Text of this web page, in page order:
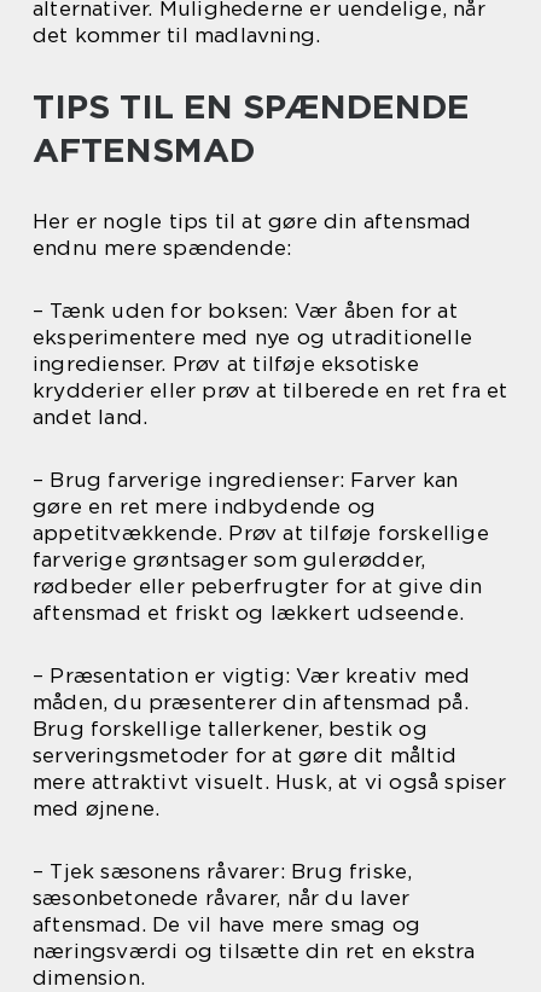
alternativer. Mulighederne er uendelige, når
det kommer til madlavning.
TIPS TIL EN SPÆNDENDE
AFTENSMAD
Her er nogle tips til at gøre din aftensmad
endnu mere spændende:
– Tænk uden for boksen: Vær åben for at
eksperimentere med nye og utraditionelle
ingredienser. Prøv at tilføje eksotiske
krydderier eller prøv at tilberede en ret fra et
andet land.
– Brug farverige ingredienser: Farver kan
gøre en ret mere indbydende og
appetitvækkende. Prøv at tilføje forskellige
farverige grøntsager som gulerødder,
rødbeder eller peberfrugter for at give din
aftensmad et friskt og lækkert udseende.
– Præsentation er vigtig: Vær kreativ med
måden, du præsenterer din aftensmad på.
Brug forskellige tallerkener, bestik og
serveringsmetoder for at gøre dit måltid
mere attraktivt visuelt. Husk, at vi også spiser
med øjnene.
– Tjek sæsonens råvarer: Brug friske,
sæsonbetonede råvarer, når du laver
aftensmad. De vil have mere smag og
næringsværdi og tilsætte din ret en ekstra
dimension.